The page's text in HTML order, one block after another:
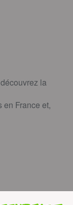
la
France et,